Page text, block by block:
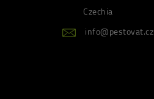
Czechia
info@pestovat.cz